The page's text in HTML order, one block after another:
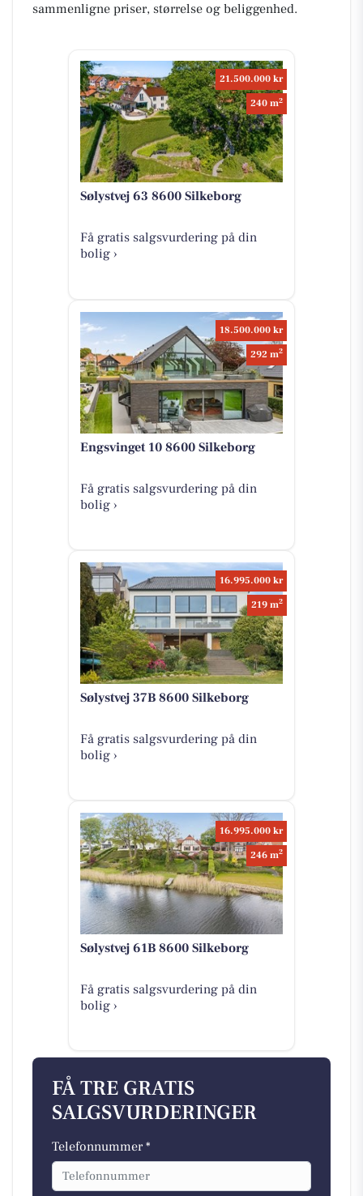
sammenligne priser, størrelse og beliggenhed.
21.500.000 kr
240 m2
Sølystvej 63 8600 Silkeborg
Få gratis salgsvurdering på din
bolig ›
18.500.000 kr
292 m2
Engsvinget 10 8600 Silkeborg
Få gratis salgsvurdering på din
bolig ›
16.995.000 kr
219 m2
Sølystvej 37B 8600 Silkeborg
Få gratis salgsvurdering på din
bolig ›
16.995.000 kr
246 m2
Sølystvej 61B 8600 Silkeborg
Få gratis salgsvurdering på din
bolig ›
FÅ TRE GRATIS
SALGSVURDERINGER
Telefonnummer *